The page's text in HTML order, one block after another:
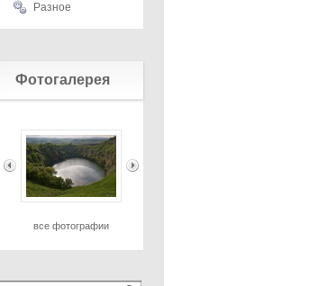
Разное
Фотогалерея
все фотографии